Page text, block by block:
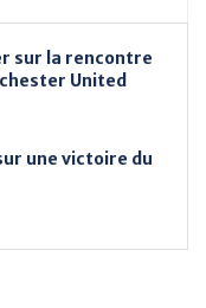
sur la rencontre
United
une victoire du